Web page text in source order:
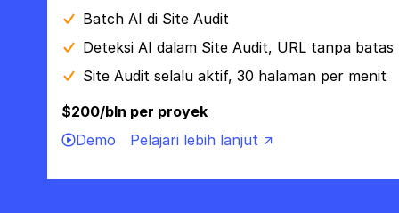
Batch AI di Site Audit
Deteksi AI dalam Site Audit, URL tanpa batas
Site Audit selalu aktif, 30 halaman per menit
$200/bln per proyek
Demo
Pelajari lebih lanjut ↗